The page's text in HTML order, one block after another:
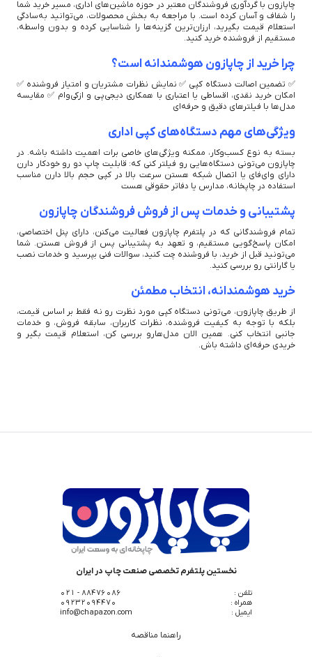
چاپازون با گردآوری فروشندگان معتبر در حوزه ماشین‌های اداری، مسیر خرید شما
را شفاف و آسان کرده است. با مراجعه به بخش محصولات، می‌توانید به‌سادگی
استعلام قیمت بگیرید، ارزان‌ترین گزینه‌ها را شناسایی کرده و بدون واسطه،
مستقیم از فروشنده خرید کنید.
چرا خرید از چاپازون هوشمندانه است؟
✅ تضمین اصالت دستگاه کپی ✅ نمایش نظرات مشتریان و امتیاز فروشنده ✅
امکان خرید نقدی، اقساطی یا اعتباری با همکاری دیجی‌پی و ازکی‌وام ✅ مقایسه
مدل‌ها با فیلترهای دقیق و حرفه‌ای
ویژگی‌های مهم دستگاه‌های کپی اداری
بسته به نوع کسب‌وکار، ممکنه ویژگی‌های خاصی برات اهمیت داشته باشه. در
چاپازون می‌تونی دستگاه‌هایی رو فیلتر کنی که: قابلیت چاپ دو رو خودکار دارن
دارای وای‌فای یا اتصال شبکه هستن سرعت بالا در کپی حجم بالا دارن مناسب
استفاده در چاپخانه، مدارس یا دفاتر حقوقی هست
پشتیبانی و خدمات پس از فروش فروشندگان چاپازون
تمام فروشندگانی که در پلتفرم چاپازون فعالیت می‌کنن، دارای پنل اختصاصی،
امکان پاسخ‌گویی مستقیم، و تعهد به پشتیبانی پس از فروش هستن. شما
می‌تونید قبل از خرید، با فروشنده چت کنید، سوالات فنی بپرسید و خدمات نصب
یا گارانتی رو بررسی کنید.
خرید هوشمندانه، انتخاب مطمئن
از طریق چاپازون، می‌تونی دستگاه کپی مورد نظرت رو نه فقط بر اساس قیمت،
بلکه با توجه به کیفیت فروشنده، نظرات کاربران، سابقه فروش، و خدمات
جانبی انتخاب کنی. همین الان مدل‌هارو بررسی کن، استعلام قیمت بگیر و
خریدی حرفه‌ای داشته باش.
نخستین پلتفرم تخصصی صنعت چاپ در ایران
تلفن :
88476086 - 021
همراه :
09232094470
ایمیل :
info@chapazon.com
راهنما مناقصه